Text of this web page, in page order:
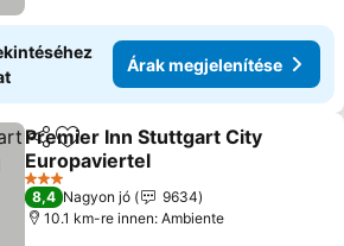
Árak megjelenítése
Megosztás
Hozzáadás a kedvencekhez
Premier Inn Stuttgart City
Europaviertel
3 Kategória
8,4 Nagyon jó
9634
10.1 km-re innen: Ambiente